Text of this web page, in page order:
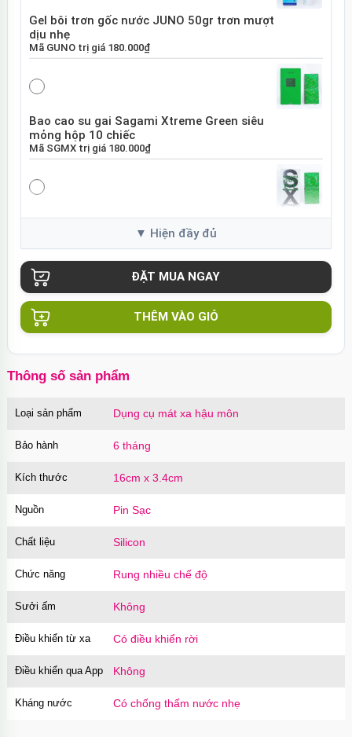
Gel bôi trơn gốc nước JUNO 50gr trơn mượt
dịu nhẹ
Mã GUNOtrị giá 180.000₫
Bao cao su gai Sagami Xtreme Green siêu
mỏng hộp 10 chiếc
Mã SGMXtrị giá 180.000₫
Bao cao su Sagami Xtreme White Nhật Bản
MãSGMEtrị giá120.000₫
Bao cao su Sagami Xtreme siêu mỏng hộp
10 chiếc Nhật Bản
Củ sạc Hoco Mini Travel Charger 10.5W
MãHOCO 90.000₫
THÊM VÀO GIỎ
Thông số sản phẩm
Loại sản phẩm Dụng cụ mát xa hậu môn
Bảo hành 6 tháng
Kích thước 16cm x 3.4cm
Nguồn Pin Sạc
Chất liệu Silicon
Chức năng Rung nhiều chế độ
Sưởi ấm Không
Điều khiển từ xa Có điều khiển rời
Điều khiển qua App Không
Kháng nước Có chống thấm nước nhẹ